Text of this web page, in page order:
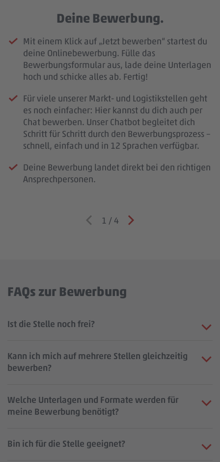
Deine Bewerbung.
Mit einem Klick auf „Jetzt bewerben“ startest du
deine Onlinebewerbung. Fülle das
Bewerbungsformular aus, lade deine Unterlagen
hoch und schicke alles ab. Fertig!
Für viele unserer Markt- und Logistikstellen geht
es noch einfacher: Hier kannst du dich auch per
Chat bewerben. Unser Chatbot begleitet dich
Schritt für Schritt durch den Bewerbungsprozess –
schnell, einfach und in 12 Sprachen verfügbar.
Deine Bewerbung landet direkt bei den richtigen
Ansprechpersonen.
1 / 4
FAQs zur Bewerbung
Ist die Stelle noch frei?
Kann ich mich auf mehrere Stellen gleichzeitig
bewerben?
Welche Unterlagen und Formate werden für
meine Bewerbung benötigt?
Bin ich für die Stelle geeignet?